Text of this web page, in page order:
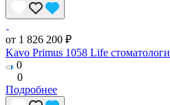
от 1 826 200 ₽
Kavo Primus 1058 Life
0
0
Подробнее